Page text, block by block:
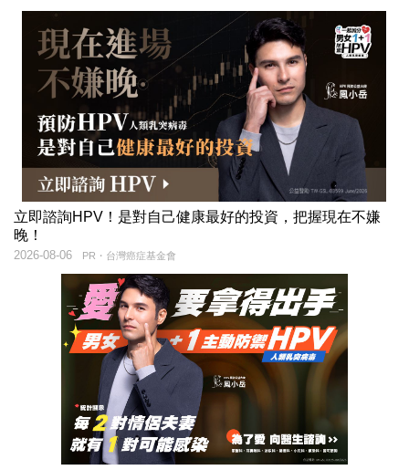
立即諮詢HPV！是對自己健康最好的投資，把握現在不嫌
晚！
PR・台灣癌症基金會
2026-08-06